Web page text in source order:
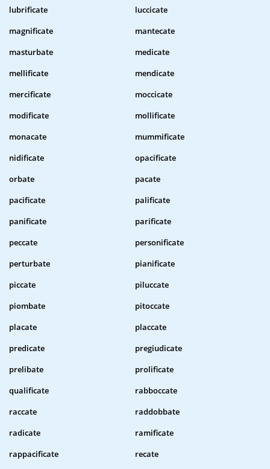
lubrificate
luccicate
magnificate
mantecate
masturbate
medicate
mellificate
mendicate
mercificate
moccicate
modificate
mollificate
monacate
mummificate
nidificate
opacificate
orbate
pacate
pacificate
palificate
panificate
parificate
peccate
personificate
perturbate
pianificate
piccate
piluccate
piombate
pitoccate
placate
placcate
predicate
pregiudicate
prelibate
prolificate
qualificate
rabboccate
raccate
raddobbate
radicate
ramificate
rappacificate
recate